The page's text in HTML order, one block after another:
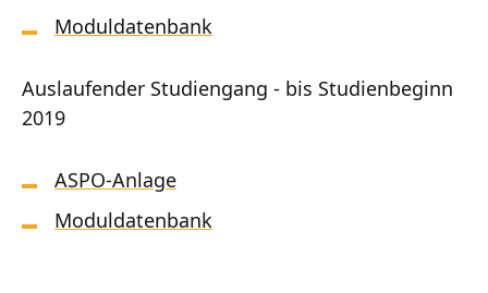
Moduldatenbank
Auslaufender Studiengang - bis Studienbeginn
2019
ASPO-Anlage
Moduldatenbank